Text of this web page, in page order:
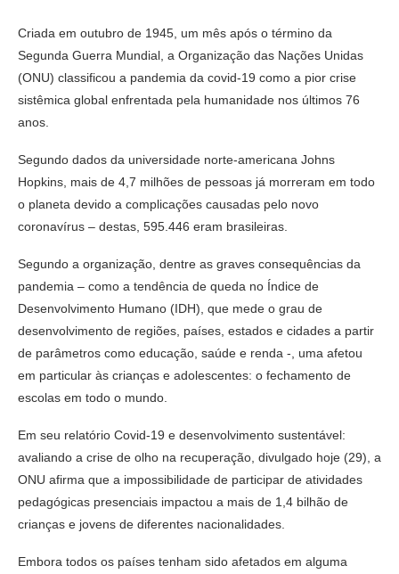
Criada em outubro de 1945, um mês após o término da
Segunda Guerra Mundial, a Organização das Nações Unidas
(ONU) classificou a pandemia da covid-19 como a pior crise
sistêmica global enfrentada pela humanidade nos últimos 76
anos.
Segundo dados da universidade norte-americana Johns
Hopkins, mais de 4,7 milhões de pessoas já morreram em todo
o planeta devido a complicações causadas pelo novo
coronavírus – destas, 595.446 eram brasileiras.
Segundo a organização, dentre as graves consequências da
pandemia – como a tendência de queda no Índice de
Desenvolvimento Humano (IDH), que mede o grau de
desenvolvimento de regiões, países, estados e cidades a partir
de parâmetros como educação, saúde e renda -, uma afetou
em particular às crianças e adolescentes: o fechamento de
escolas em todo o mundo.
Em seu relatório Covid-19 e desenvolvimento sustentável:
avaliando a crise de olho na recuperação, divulgado hoje (29), a
ONU afirma que a impossibilidade de participar de atividades
pedagógicas presenciais impactou a mais de 1,4 bilhão de
crianças e jovens de diferentes nacionalidades.
Embora todos os países tenham sido afetados em alguma